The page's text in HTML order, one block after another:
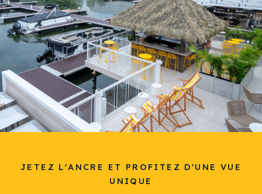
JETEZ L'ANCRE ET PROFITEZ D'UNE VUE
UNIQUE